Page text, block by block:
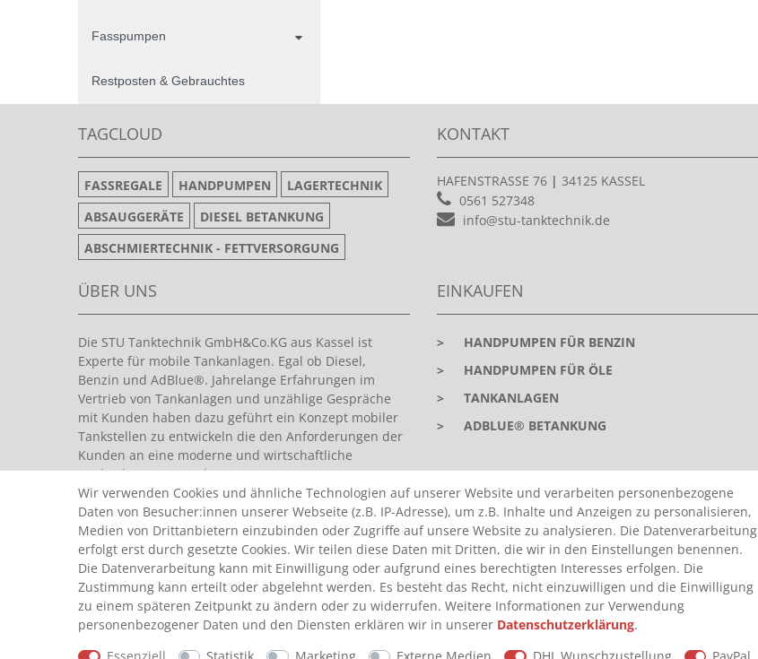
Fasspumpen
Restposten & Gebrauchtes
TAGCLOUD
FASSREGALE HANDPUMPEN
LAGERTECHNIK
ABSAUGGERÄTE
DIESEL BETANKUNG
ABSCHMIERTECHNIK - FETTVERSORGUNG
KONTAKT
HAFENSTRASSE 76 | 34125 KASSEL
0561 527348
info@stu-tanktechnik.de
ÜBER UNS
Die STU Tanktechnik GmbH&Co.KG aus Kassel ist
Experte für mobile Tankanlagen. Egal ob Diesel,
Benzin und AdBlue®. Jahrelange Erfahrungen im
Vertrieb von Tankanlagen und unzählige Gespräche
mit Kunden haben dazu geführt ein Konzept mobiler
Tankstellen zu entwickeln die den Anforderungen der
Kunden an eine moderne und wirtschaftliche
Tankanlage entsprechen.
EINKAUFEN
>
HANDPUMPEN FÜR BENZIN
>
HANDPUMPEN FÜR ÖLE
>
TANKANLAGEN
>
ADBLUE® BETANKUNG
© Copyright 2026 by STU Tanktechnik
Alle Rechte vorbehalten.
Wir verwenden Cookies und ähnliche Technologien auf unserer Website und verarbeiten personenbezogene
Daten von Besucher:innen unserer Webseite (z.B. IP-Adresse), um z.B. Inhalte und Anzeigen zu personalisieren,
Medien von Drittanbietern einzubinden oder Zugriffe auf unsere Website zu analysieren. Die Datenverarbeitung
erfolgt erst durch gesetzte Cookies. Wir teilen diese Daten mit Dritten, die wir in den Einstellungen benennen.
Die Datenverarbeitung kann mit Einwilligung oder aufgrund eines berechtigten Interesses erfolgen. Die
Zustimmung kann erteilt oder abgelehnt werden. Es besteht das Recht, nicht einzuwilligen und die Einwilligung
zu einem späteren Zeitpunkt zu ändern oder zu widerrufen. Weitere Informationen zur Verwendung
personenbezogener Daten und den Diensten erklären wir in unserer Daten­schutz­erklärung.